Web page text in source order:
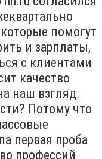
помогут
и зарплаты,
с клиентами
качество
наш взгляд.
Потому что
первая проба
профессий